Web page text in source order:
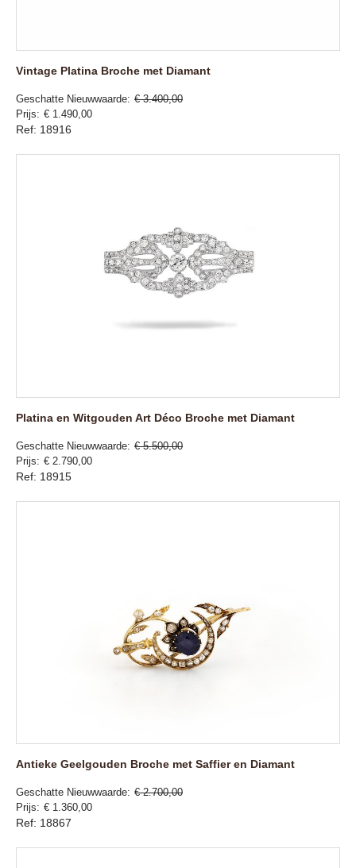
Vintage Platina Broche met Diamant
Geschatte Nieuwwaarde € 3.400,00
Prijs
€ 1.490,00
Ref: 18916
Platina en Witgouden Art Déco Broche met Diamant
Geschatte Nieuwwaarde € 5.500,00
Prijs
€ 2.790,00
Ref: 18915
Antieke Geelgouden Broche met Saffier en Diamant
Geschatte Nieuwwaarde € 2.700,00
Prijs
€ 1.360,00
Ref: 18867